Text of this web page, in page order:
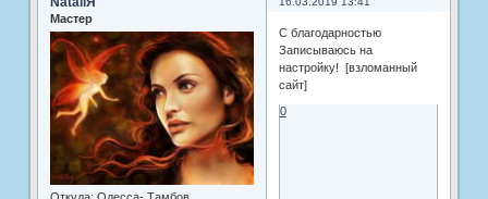
Мастер
С благодарностью
Записываюсь на
настройку! [взломанный
сайт]
0